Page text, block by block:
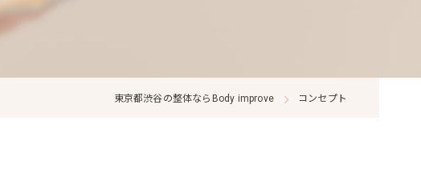
かかとの痛み
東京都渋谷の整体ならBody improve コンセプト